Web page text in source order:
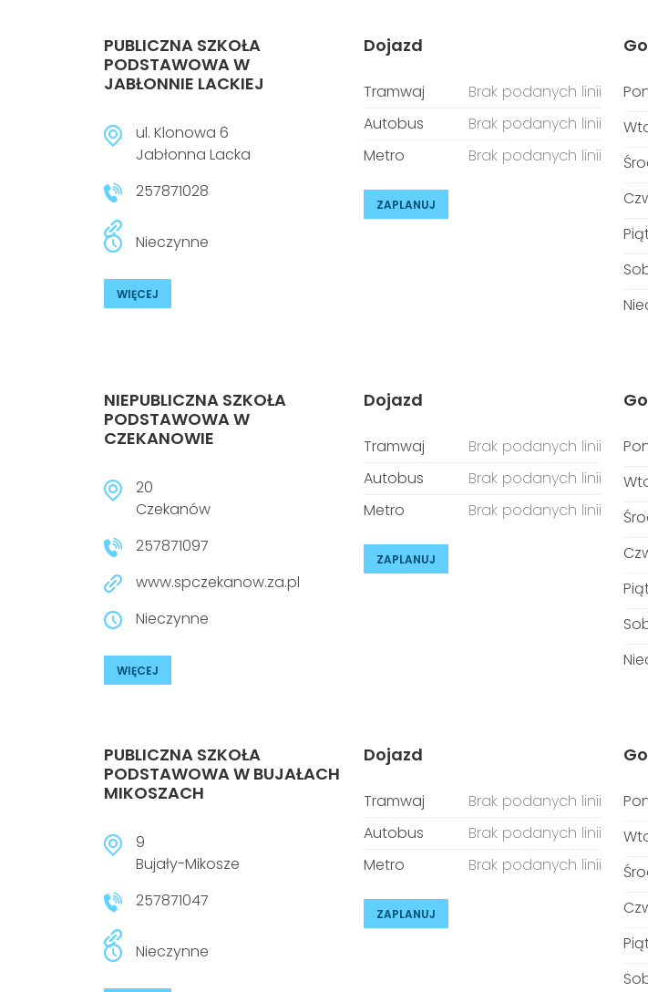
PUBLICZNA SZKOŁA
PODSTAWOWA W
JABŁONNIE LACKIEJ
ul. Klonowa 6
Jabłonna Lacka
257871028
Nieczynne
WIĘCEJ
Dojazd
Tramwaj
Brak podanych linii
Autobus
Brak podanych linii
Metro
Brak podanych linii
ZAPLANUJ
NIEPUBLICZNA SZKOŁA
PODSTAWOWA W
CZEKANOWIE
20
Czekanów
257871097
www.spczekanow.za.pl
Nieczynne
WIĘCEJ
Dojazd
Tramwaj
Brak podanych linii
Autobus
Brak podanych linii
Metro
Brak podanych linii
ZAPLANUJ
PUBLICZNA SZKOŁA
PODSTAWOWA W BUJAŁACH
MIKOSZACH
9
Bujały-Mikosze
257871047
Nieczynne
Dojazd
Tramwaj
Brak podanych linii
Autobus
Brak podanych linii
Metro
Brak podanych linii
ZAPLANUJ